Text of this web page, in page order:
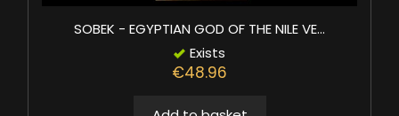
SOBEK - EGYPTIAN GOD OF THE NILE VE...
Exists
€48.96